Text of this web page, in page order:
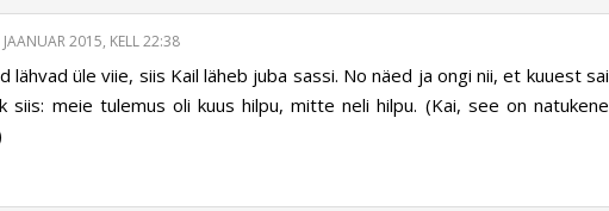
JAANUAR 2015, KELL 22:38
lähvad üle viie, siis Kail läheb juba sassi. No näed ja ongi nii, et kuuest sai
siis: meie tulemus oli kuus hilpu, mitte neli hilpu. (Kai, see on natukene